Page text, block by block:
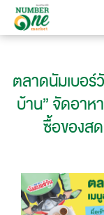
ตลาดนัมเบอร์
บ้าน” จัดอาห
ซื้อของส